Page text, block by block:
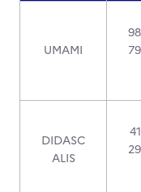
UMAMI
DIDASC
ALIS